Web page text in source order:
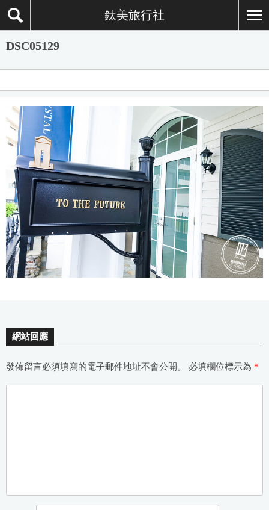
鈦美旅行社
DSC05129
網站回應
發佈留言必須填寫的電子郵件地址不會公開。 必填欄位標示為 *